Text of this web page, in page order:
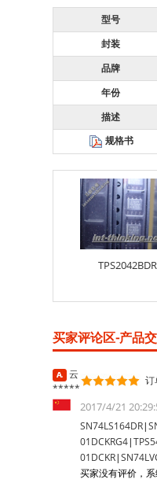
型号
封装
品牌
年份
描述
规格书
TPS2042BDR
买家评论区-产品
云
*****
2017/4/21
SN74LS164DR|
01DCKRG4|
01DCKR|
买家没有评价，系